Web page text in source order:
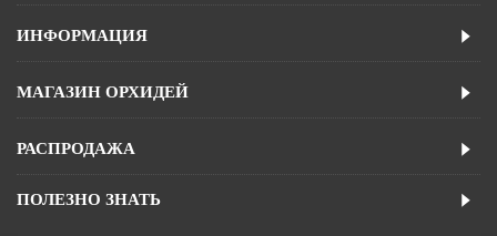
ИНФОРМАЦИЯ
МАГАЗИН ОРХИДЕЙ
РАСПРОДАЖА
ПОЛЕЗНО ЗНАТЬ